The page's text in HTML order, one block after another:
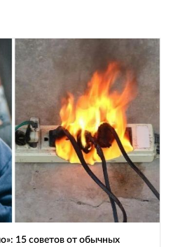
15 советов от обычных